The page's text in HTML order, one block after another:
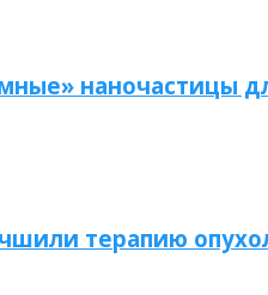
наночастицы
терапию